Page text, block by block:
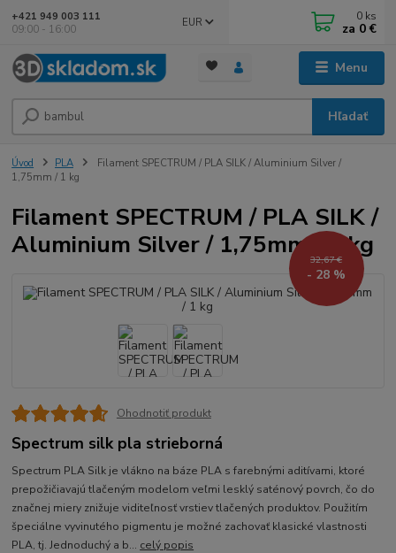
Menu
EUR
Hľadať
+421 949 003 111
09:00 - 16:00
0 ks
za 0 €
Úvod PLA
Filament SPECTRUM / PLA SILK / Aluminium Silver /
1,75mm / 1 kg
Filament SPECTRUM / PLA SILK /
Aluminium Silver / 1,75mm / 1 kg
32,67 €
- 28 %
Ohodnotiť produkt
Spectrum silk pla strieborná
Spectrum PLA Silk je vlákno na báze PLA s farebnými aditívami, ktoré
prepožičiavajú tlačeným modelom veľmi lesklý saténový povrch, čo do
značnej miery znižuje viditeľnosť vrstiev tlačených produktov. Použitím
špeciálne vyvinutého pigmentu je možné zachovať klasické vlastnosti
PLA, tj. Jednoduchý a b... celý popis